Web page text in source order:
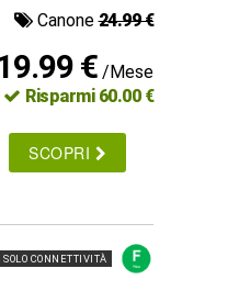
Canone24.99 €
€ /Mese
Risparmi 60.00 €
SCOPRI
SOLO CONNETTIVITÀ